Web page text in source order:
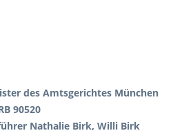
des Amtsgerichtes München
90520
Nathalie Birk, Willi Birk